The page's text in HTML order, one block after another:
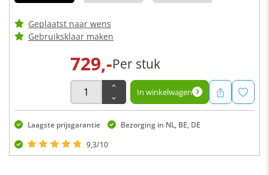
Geplaatst naar wens
Gebruiksklaar maken
729,-Per stuk
In winkelwagen
Laagste prijsgarantie
Bezorging in NL, BE, DE
9,3/10